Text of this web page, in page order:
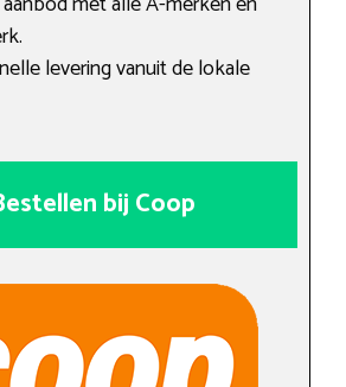
levering vanuit de lokale
bij Coop